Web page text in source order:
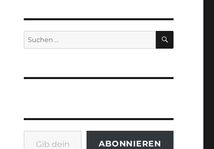
Suchen
nach:
SUCHEN
Gib deine E-Mail-Adresse ein ...
ABONNIEREN